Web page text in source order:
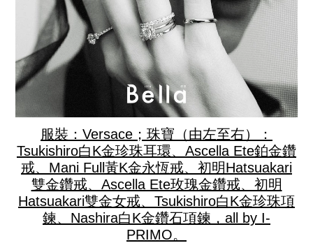
服裝：Versace；珠寶（由左至右）：
Tsukishiro白K金珍珠耳環、Ascella Ete鉑金鑽
戒、Mani Full黃K金永恆戒、初明Hatsuakari
雙金鑽戒、Ascella Ete玫瑰金鑽戒、初明
Hatsuakari雙金女戒、Tsukishiro白K金珍珠項
鍊、Nashira白K金鑽石項鍊，all by I-
PRIMO。